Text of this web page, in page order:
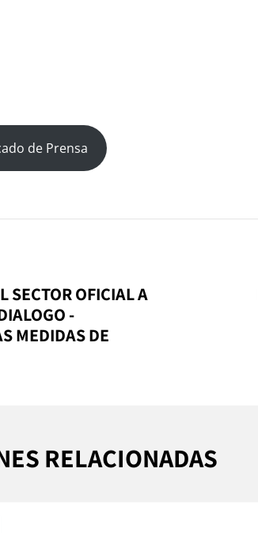
de Prensa
SECTOR OFICIAL A
-
MEDIDAS DE
RELACIONADAS